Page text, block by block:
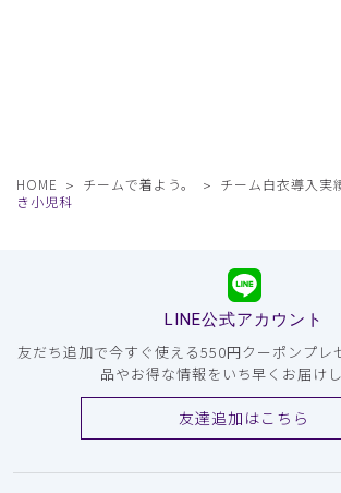
HOME チームで着よう。 チーム白衣導入実
き小児科
LINE公式アカウント
友だち追加で今すぐ使える550円クーポンプレ
品やお得な情報をいち早くお届けし
友達追加はこちら